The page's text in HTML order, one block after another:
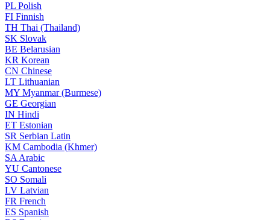
PL Polish
FI Finnish
TH Thai (Thailand)
SK Slovak
BE Belarusian
KR Korean
CN Chinese
LT Lithuanian
MY Myanmar (Burmese)
GE Georgian
IN Hindi
ET Estonian
SR Serbian Latin
KM Cambodia (Khmer)
SA Arabic
YU Cantonese
SO Somali
LV Latvian
FR French
ES Spanish